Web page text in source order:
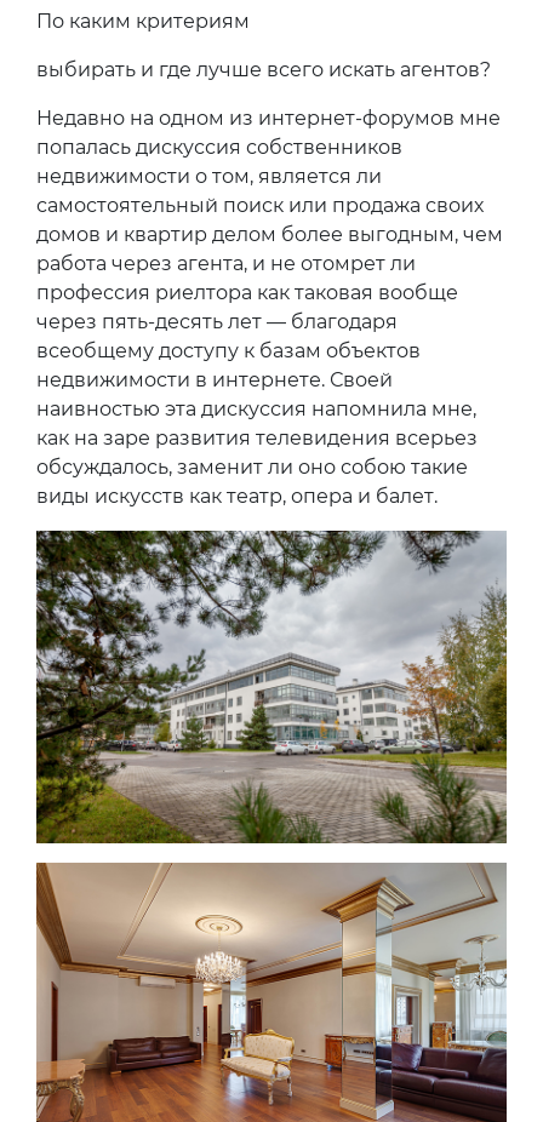
По каким критериям
выбирать и где лучше всего искать агентов?
Недавно на одном из интернет-форумов мне
попалась дискуссия собственников
недвижимости о том, является ли
самостоятельный поиск или продажа своих
домов и квартир делом более выгодным, чем
работа через агента, и не отомрет ли
профессия риелтора как таковая вообще
через пять-десять лет — благодаря
всеобщему доступу к базам объектов
недвижимости в интернете. Своей
наивностью эта дискуссия напомнила мне,
как на заре развития телевидения всерьез
обсуждалось, заменит ли оно собою такие
виды искусств как театр, опера и балет.